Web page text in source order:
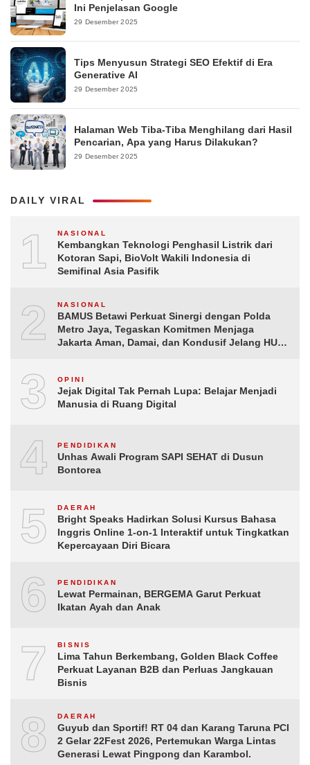
Ini Penjelasan Google
29 Desember 2025
Tips Menyusun Strategi SEO Efektif di Era
Generative AI
29 Desember 2025
Halaman Web Tiba-Tiba Menghilang dari Hasil
Pencarian, Apa yang Harus Dilakukan?
29 Desember 2025
DAILY VIRAL
1 NASIONAL
Kembangkan Teknologi Penghasil Listrik dari
Kotoran Sapi, BioVolt Wakili Indonesia di
Semifinal Asia Pasifik
2 NASIONAL
BAMUS Betawi Perkuat Sinergi dengan Polda
Metro Jaya, Tegaskan Komitmen Menjaga
Jakarta Aman, Damai, dan Kondusif Jelang HUT
3 OPINI
Jejak Digital Tak Pernah Lupa: Belajar Menjadi
Manusia di Ruang Digital
4 PENDIDIKAN
Unhas Awali Program SAPI SEHAT di Dusun
Bontorea
5 DAERAH
Bright Speaks Hadirkan Solusi Kursus Bahasa
Inggris Online 1-on-1 Interaktif untuk Tingkatkan
Kepercayaan Diri Bicara
6 PENDIDIKAN
Lewat Permainan, BERGEMA Garut Perkuat
Ikatan Ayah dan Anak
7 BISNIS
Lima Tahun Berkembang, Golden Black Coffee
Perkuat Layanan B2B dan Perluas Jangkauan
Bisnis
8 DAERAH
Guyub dan Sportif! RT 04 dan Karang Taruna PCI
2 Gelar 22Fest 2026, Pertemukan Warga Lintas
Generasi Lewat Pingpong dan Karambol.